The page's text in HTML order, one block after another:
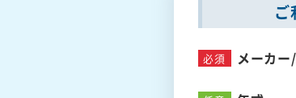
ご
必須 メーカー/